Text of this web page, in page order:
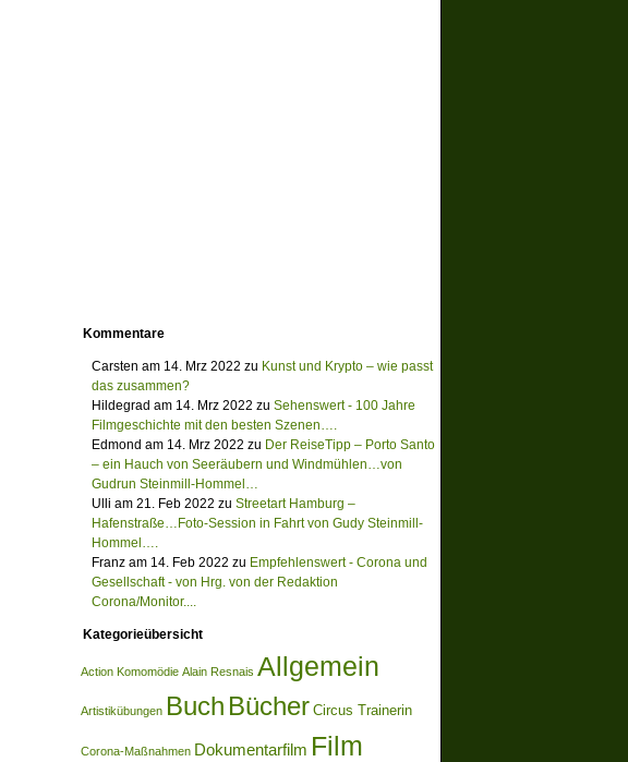
Kommentare
Carsten am 14. Mrz 2022 zu Kunst und Krypto – wie passt
das zusammen?
Hildegrad am 14. Mrz 2022 zu Sehenswert - 100 Jahre
Filmgeschichte mit den besten Szenen….
Edmond am 14. Mrz 2022 zu Der ReiseTipp – Porto Santo
– ein Hauch von Seeräubern und Windmühlen…von
Gudrun Steinmill-Hommel…
Ulli am 21. Feb 2022 zu Streetart Hamburg –
Hafenstraße…Foto-Session in Fahrt von Gudy Steinmill-
Hommel….
Franz am 14. Feb 2022 zu Empfehlenswert - Corona und
Gesellschaft - von Hrg. von der Redaktion
Corona/Monitor....
Kategorieübersicht
Action Komomödie Alain Resnais Allgemein
Artistikübungen Buch Bücher Circus Trainerin
Corona-Maßnahmen Dokumentarfilm Film